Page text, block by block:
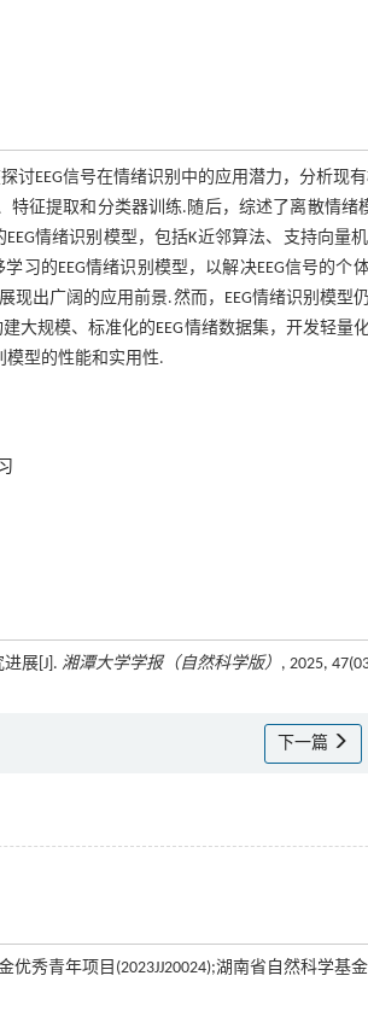
讨EEG信号在情绪识别中的应用潜力，分析现
征提取和分类器训练.随后，综述了离散情绪
情绪识别模型，包括K近邻算法、支持向量
习的EEG情绪识别模型，以解决EEG信号的个
出广阔的应用前景.然而，EEG情绪识别模型
大规模、标准化的EEG情绪数据集，开发轻量
模型的性能和实用性.
展[J]. 湘潭大学学报（自然科学版） , 2025,
下一篇
秀青年项目(2023JJ20024);湖南省自然科学基